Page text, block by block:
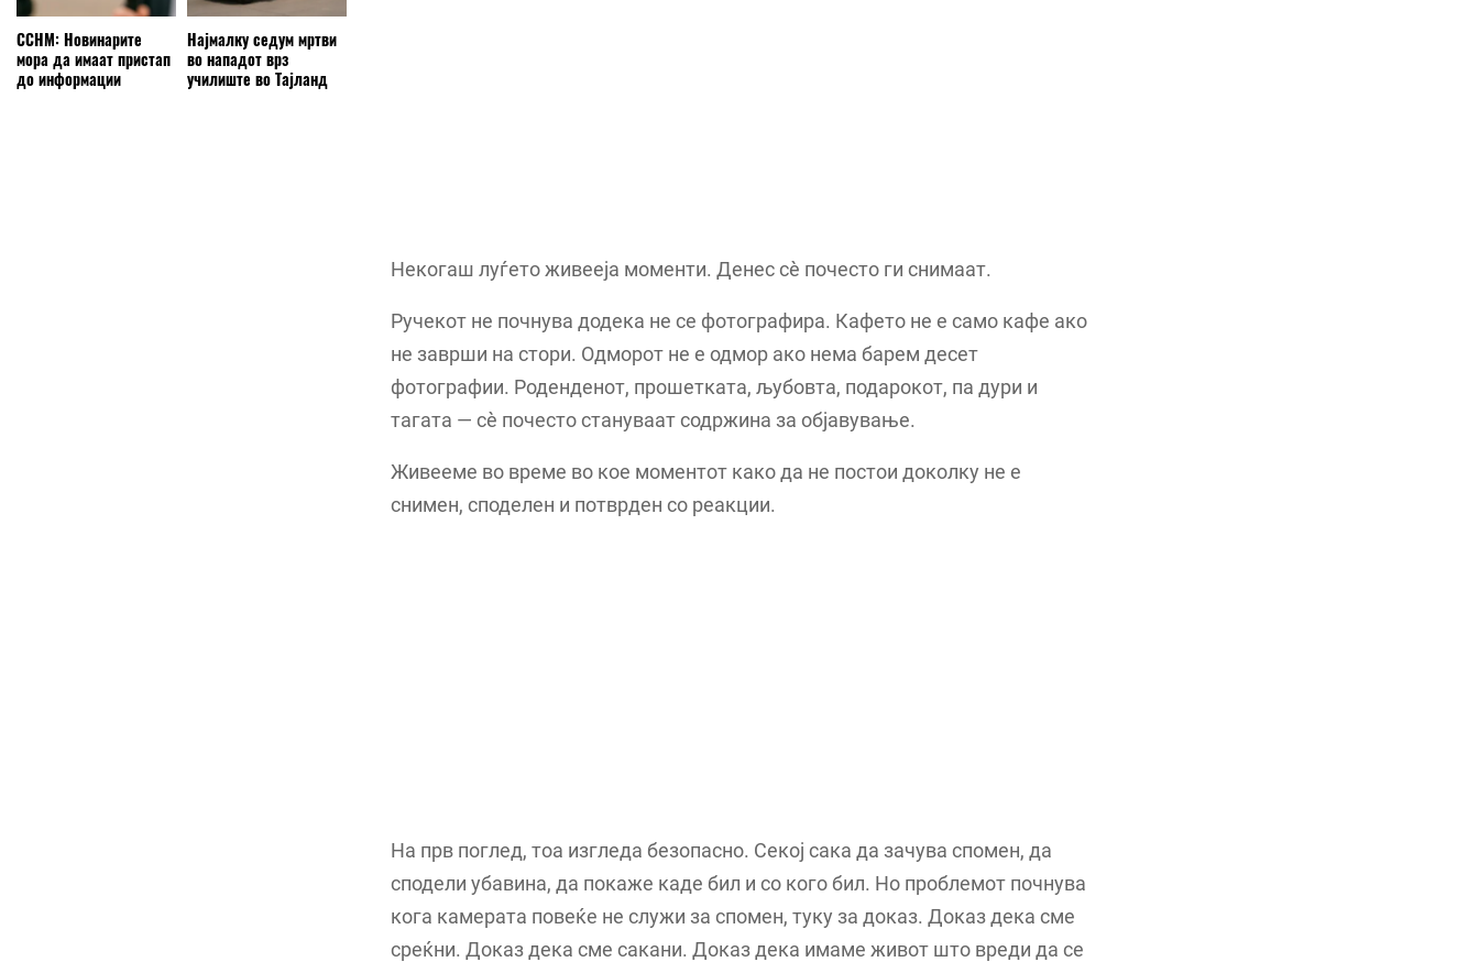
Некогаш луѓето живееја моменти. Денес сè почесто ги снимаат.
Ручекот не почнува додека не се фотографира. Кафето не е само кафе ако
не заврши на стори. Одморот не е одмор ако нема барем десет
фотографии. Роденденот, прошетката, љубовта, подарокот, па дури и
тагата — сè почесто стануваат содржина за објавување.
Живееме во време во кое моментот како да не постои доколку не е
снимен, споделен и потврден со реакции.
На прв поглед, тоа изгледа безопасно. Секој сака да зачува спомен, да
сподели убавина, да покаже каде бил и со кого бил. Но проблемот почнува
кога камерата повеќе не служи за спомен, туку за доказ. Доказ дека сме
среќни. Доказ дека сме сакани. Доказ дека имаме живот што вреди да се
ССНМ: Новинарите
мора да имаат пристап
до информации
Најмалку седум мртви
во нападот врз
училиште во Тајланд